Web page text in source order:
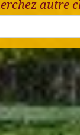
autre